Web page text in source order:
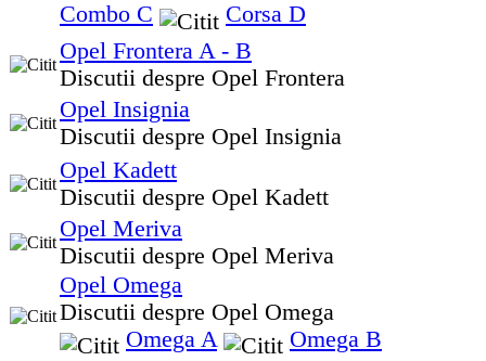
Combo C
Corsa D
Opel Frontera A - B
Discutii despre Opel Frontera
Opel Insignia
Discutii despre Opel Insignia
Opel Kadett
Discutii despre Opel Kadett
Opel Meriva
Discutii despre Opel Meriva
Opel Omega
Discutii despre Opel Omega
Omega A
Omega B